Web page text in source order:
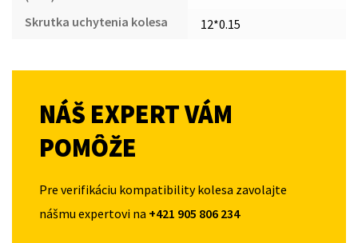
Skrutka uchytenia kolesa
12*0.15
NÁŠ EXPERT VÁM
POMÔŽE
Pre verifikáciu kompatibility kolesa zavolajte
nášmu expertovi na +421 905 806 234